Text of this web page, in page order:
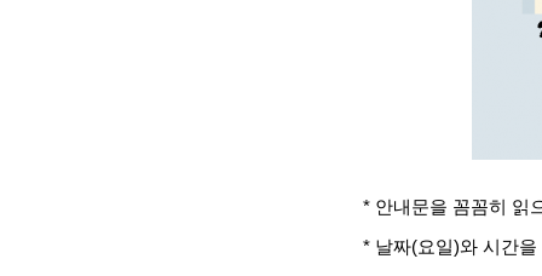
* 안내문을 꼼꼼히 읽
* 날짜(요일)와 시간